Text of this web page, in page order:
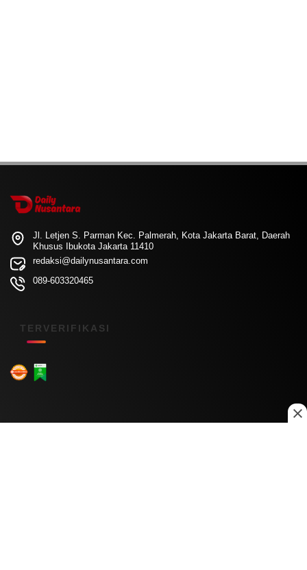
Jl. Letjen S. Parman Kec. Palmerah, Kota Jakarta Barat, Daerah
Khusus Ibukota Jakarta 11410
redaksi@dailynusantara.com
089-603320465
TERVERIFIKASI